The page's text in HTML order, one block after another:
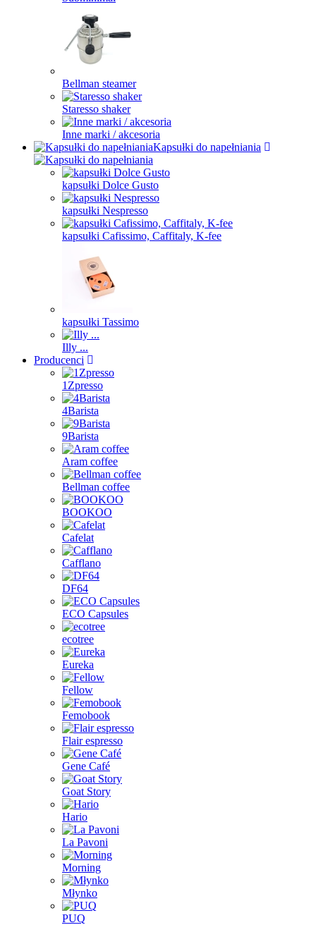
Bellman steamer
Staresso shaker
Inne marki / akcesoria
Kapsułki do napełniania
kapsułki Dolce Gusto
kapsułki Nespresso
kapsułki Cafissimo, Caffitaly, K-fee
kapsułki Tassimo
Illy ...
Producenci
1Zpresso
4Barista
9Barista
Aram coffee
Bellman coffee
BOOKOO
Cafelat
Cafflano
DF64
ECO Capsules
ecotree
Eureka
Fellow
Femobook
Flair espresso
Gene Café
Goat Story
Hario
La Pavoni
Morning
Młynko
PUQ